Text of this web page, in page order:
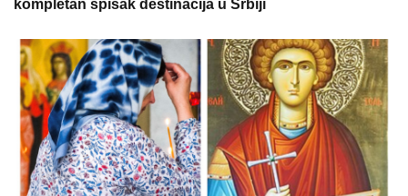
kompletan spisak destinacija u Srbiji